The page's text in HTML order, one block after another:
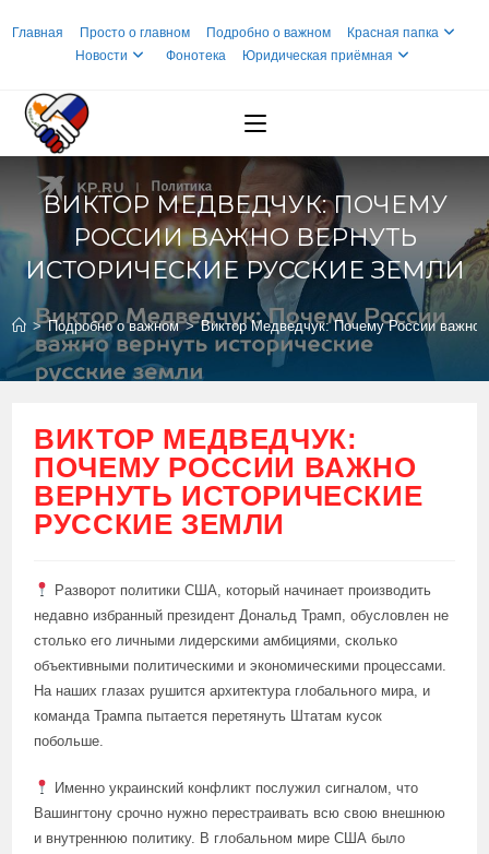
Главная Просто о главном Подробно о важном
Красная папка
Новости
Фонотека Юридическая приёмная
ВИКТОР МЕДВЕДЧУК: ПОЧЕМУ
РОССИИ ВАЖНО ВЕРНУТЬ
ИСТОРИЧЕСКИЕ РУССКИЕ ЗЕМЛИ
> Подробно о важном > Виктор Медведчук: Почему России важно
ВИКТОР МЕДВЕДЧУК:
ПОЧЕМУ РОССИИ ВАЖНО
ВЕРНУТЬ ИСТОРИЧЕСКИЕ
РУССКИЕ ЗЕМЛИ
Разворот политики США, который начинает производить
недавно избранный президент Дональд Трамп, обусловлен не
столько его личными лидерскими амбициями, сколько
объективными политическими и экономическими процессами.
На наших глазах рушится архитектура глобального мира, и
команда Трампа пытается перетянуть Штатам кусок
побольше.
Именно украинский конфликт послужил сигналом, что
Вашингтону срочно нужно перестраивать всю свою внешнюю
и внутреннюю политику. В глобальном мире США было